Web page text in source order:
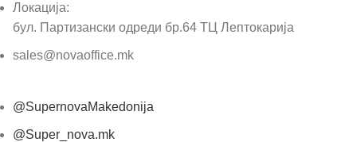
Локација:
бул. Партизански одреди бр.64 ТЦ Лептокарија
sales@novaoffice.mk
@SupernovaMakedonija
@Super_nova.mk